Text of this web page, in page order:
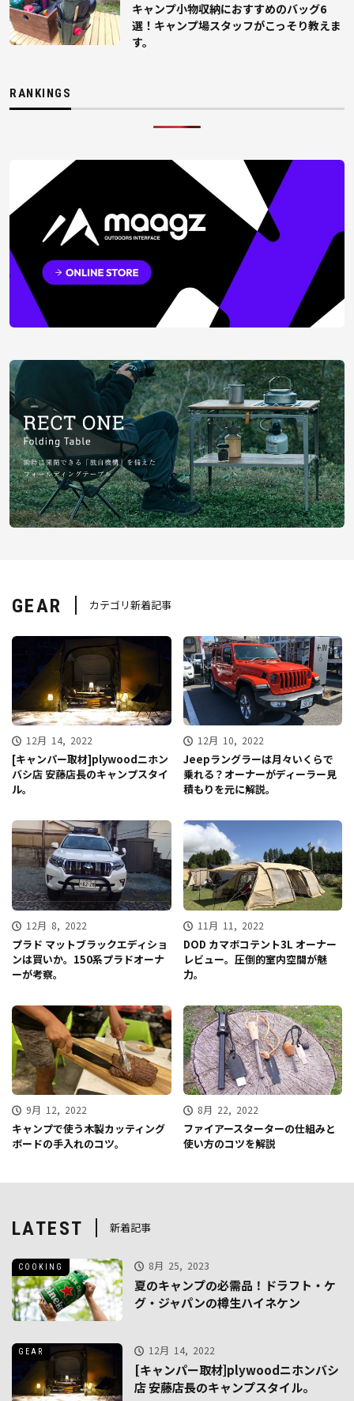
キャンプ小物収納におすすめのバッグ6
選！キャンプ場スタッフがこっそり教えま
す。
RANKINGS
GEAR カテゴリ新着記事
12月 14, 2022
[キャンパー取材]plywoodニホン
バシ店 安藤店長のキャンプスタイ
ル。
12月 10, 2022
Jeepラングラーは月々いくらで
乗れる？オーナーがディーラー見
積もりを元に解説。
12月 8, 2022
プラド マットブラックエディショ
ンは買いか。150系プラドオーナ
ーが考察。
11月 11, 2022
DOD カマボコテント3L オーナー
レビュー。圧倒的室内空間が魅
力。
9月 12, 2022
キャンプで使う木製カッティング
ボードの手入れのコツ。
8月 22, 2022
ファイアースターターの仕組みと
使い方のコツを解説
LATEST 新着記事
8月 25, 2023
COOKING
夏のキャンプの必需品！ドラフト・ケ
グ・ジャパンの樽生ハイネケン
12月 14, 2022
GEAR
[キャンパー取材]plywoodニホンバシ
店 安藤店長のキャンプスタイル。